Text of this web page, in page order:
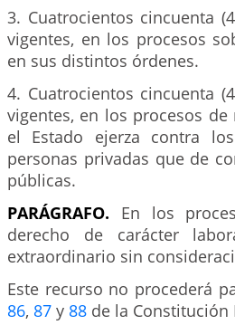
3. Cuatrocientos cincuenta
vigentes, en los procesos
en sus distintos órdenes.
4. Cuatrocientos cincuenta
vigentes, en los procesos
el Estado ejerza contra
personas privadas que de
públicas.
PARÁGRAFO. En los
derecho de carácter
extraordinario sin
Este recurso no procederá
86, 87 y 88 de la Constitución